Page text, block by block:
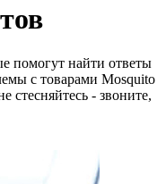
помогут найти ответы
с товарами Mosquito
стесняйтесь - звоните,